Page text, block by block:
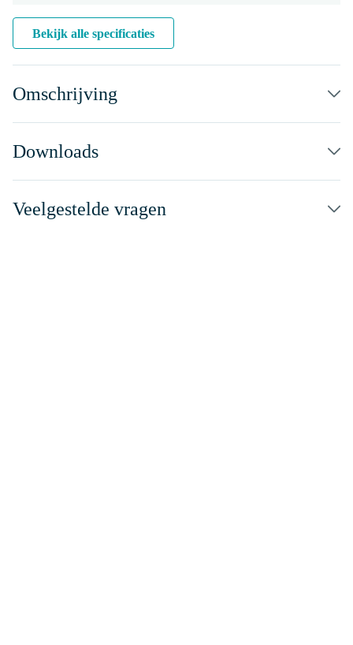
Bekijk alle specificaties
Omschrijving
Downloads
Veelgestelde vragen